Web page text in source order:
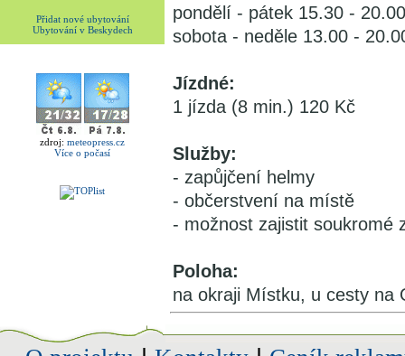
Přidat nové ubytování
Ubytování v Beskydech
zdroj: meteopress.cz
Více o počasí
pondělí - pátek 15.30 - 20.00
sobota - neděle 13.00 -
Jízdné:
1 jízda (8 min.) 120 Kč
Služby:
- zapůjčení helmy
- občerstvení na místě
- možnost zajistit soukromé
Poloha:
na okraji Místku, u cesty na